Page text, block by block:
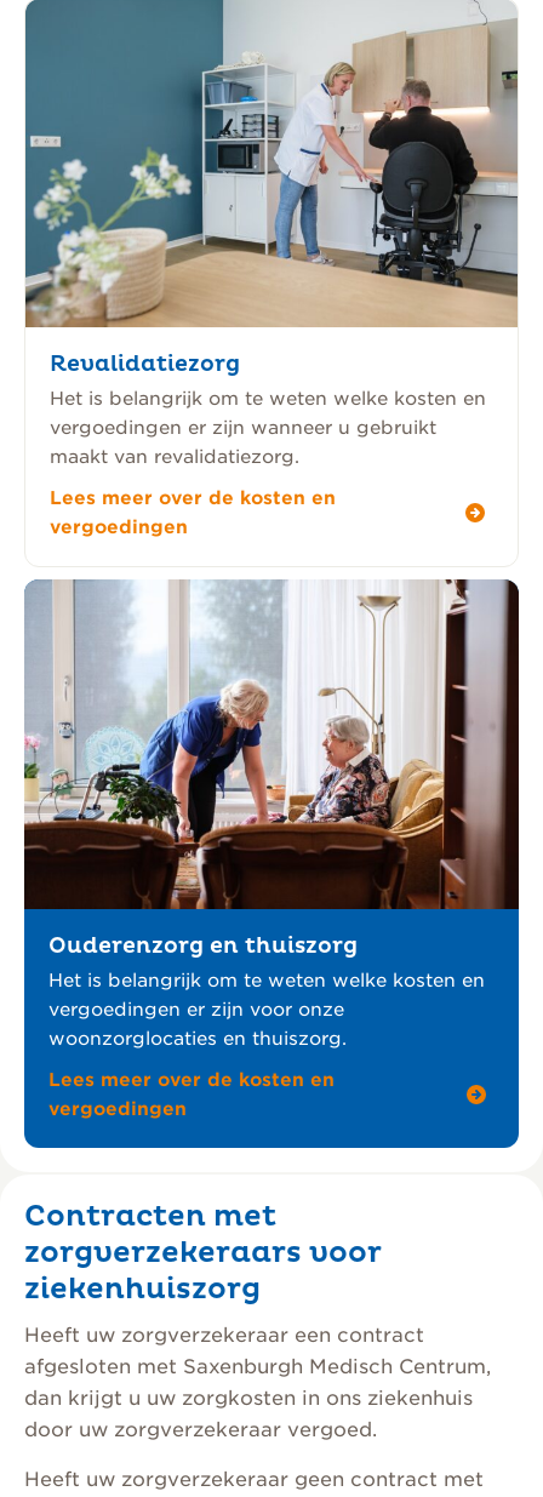
Revalidatiezorg
Het is belangrijk om te weten welke kosten en
vergoedingen er zijn wanneer u gebruikt
maakt van revalidatiezorg.
Lees meer over de kosten en
vergoedingen
Ouderenzorg en thuiszorg
Het is belangrijk om te weten welke kosten en
vergoedingen er zijn voor onze
woonzorglocaties en thuiszorg.
Lees meer over de kosten en
vergoedingen
Contracten met
zorgverzekeraars voor
ziekenhuiszorg
Heeft uw zorgverzekeraar een contract
afgesloten met Saxenburgh Medisch Centrum,
dan krijgt u uw zorgkosten in ons ziekenhuis
door uw zorgverzekeraar vergoed.
Heeft uw zorgverzekeraar geen contract met